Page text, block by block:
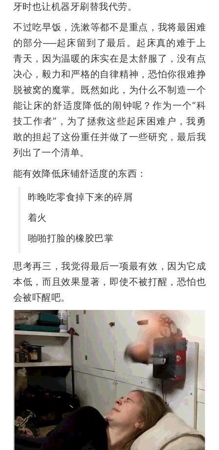
牙时也让机器牙刷替我代劳。
不过吃早饭，洗漱等都不是重点，我将最困难
的部分──起床留到了最后。起床真的难于上
青天，因为温暖的床实在是太舒服了，没有点
决心，毅力和严格的自律精神，恐怕你很难挣
脱被窝的魔掌。既然如此，为什么不制造一个
能让床的舒适度降低的闹钟呢？作为一个“科
技工作者”，为了拯救这些起床困难户，我勇
敢的担起了这份重任并做了一些研究，最后我
列出了一个清单。
能有效降低床铺舒适度的东西：
昨晚吃零食掉下来的碎屑
着火
啪啪打脸的橡胶巴掌
思考再三，我觉得最后一项最有效，因为它成
本低，而且效果显著，即使不被打醒，恐怕也
会被吓醒吧。